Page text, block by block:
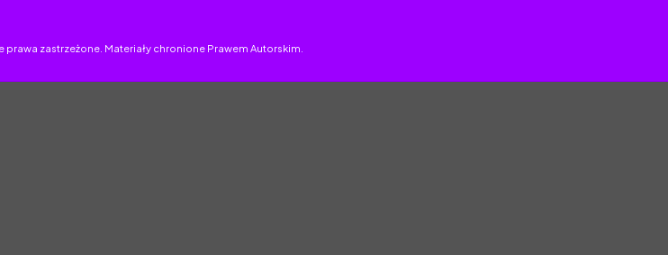
zastrzeżone. Materiały chronione Prawem Autorskim.